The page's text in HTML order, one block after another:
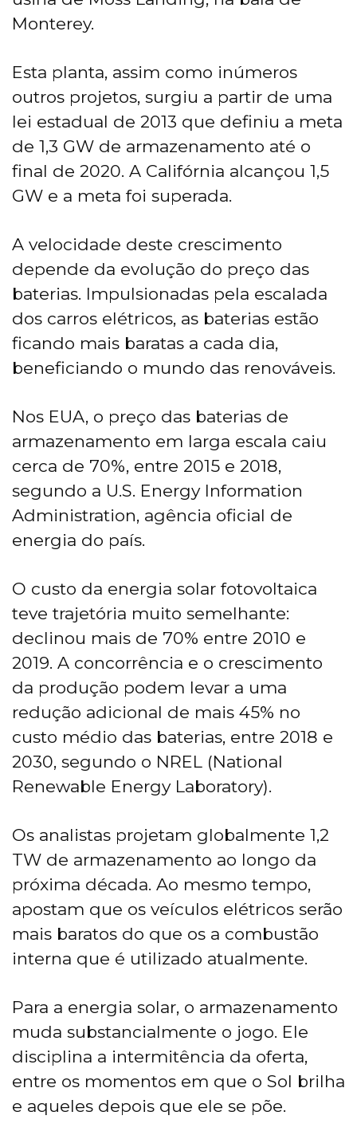
Monterey.
Esta planta, assim como inúmeros
outros projetos, surgiu a partir de uma
lei estadual de 2013 que definiu a meta
de 1,3 GW de armazenamento até o
final de 2020. A Califórnia alcançou 1,5
GW e a meta foi superada.
A velocidade deste crescimento
depende da evolução do preço das
baterias. Impulsionadas pela escalada
dos carros elétricos, as baterias estão
ficando mais baratas a cada dia,
beneficiando o mundo das renováveis.
Nos EUA, o preço das baterias de
armazenamento em larga escala caiu
cerca de 70%, entre 2015 e 2018,
segundo a U.S. Energy Information
Administration, agência oficial de
energia do país.
O custo da energia solar fotovoltaica
teve trajetória muito semelhante:
declinou mais de 70% entre 2010 e
2019. A concorrência e o crescimento
da produção podem levar a uma
redução adicional de mais 45% no
custo médio das baterias, entre 2018 e
2030, segundo o NREL (National
Renewable Energy Laboratory).
Os analistas projetam globalmente 1,2
TW de armazenamento ao longo da
próxima década. Ao mesmo tempo,
apostam que os veículos elétricos serão
mais baratos do que os a combustão
interna que é utilizado atualmente.
Para a energia solar, o armazenamento
muda substancialmente o jogo. Ele
disciplina a intermitência da oferta,
entre os momentos em que o Sol brilha
e aqueles depois que ele se põe.